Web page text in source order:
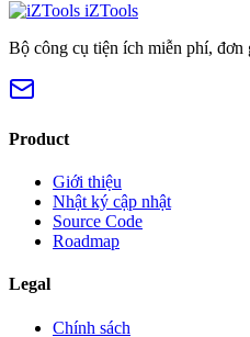
iZTools
Bộ công cụ tiện ích miễn phí, đơn
Product
Giới thiệu
Nhật ký cập nhật
Source Code
Roadmap
Legal
Chính sách